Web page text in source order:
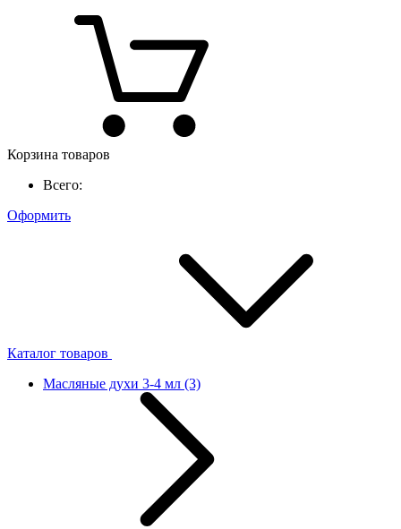
Корзина товаров
Всего:
Оформить
Каталог товаров
Масляные духи 3-4 мл (3)